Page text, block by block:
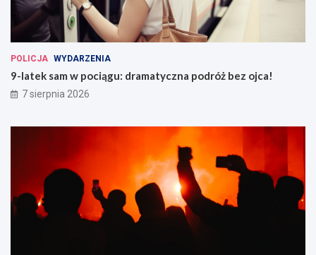
POLICJA WYDARZENIA
9-latek sam w pociągu: dramatyczna podróż bez ojca!
7 sierpnia 2026